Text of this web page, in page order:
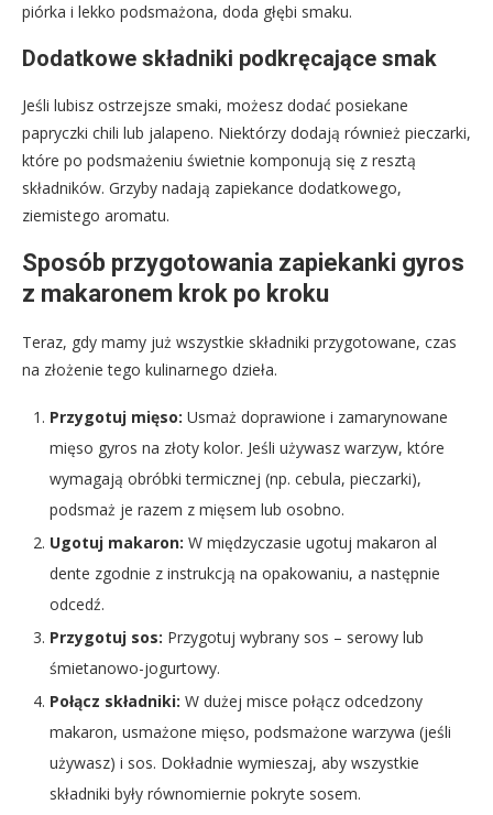
piórka i lekko podsmażona, doda głębi smaku.
Dodatkowe składniki podkręcające smak
Jeśli lubisz ostrzejsze smaki, możesz dodać posiekane
papryczki chili lub jalapeno. Niektórzy dodają również pieczarki,
które po podsmażeniu świetnie komponują się z resztą
składników. Grzyby nadają zapiekance dodatkowego,
ziemistego aromatu.
Sposób przygotowania zapiekanki gyros
z makaronem krok po kroku
Teraz, gdy mamy już wszystkie składniki przygotowane, czas
na złożenie tego kulinarnego dzieła.
Przygotuj mięso: Usmaż doprawione i zamarynowane
mięso gyros na złoty kolor. Jeśli używasz warzyw, które
wymagają obróbki termicznej (np. cebula, pieczarki),
podsmaż je razem z mięsem lub osobno.
Ugotuj makaron: W międzyczasie ugotuj makaron al
dente zgodnie z instrukcją na opakowaniu, a następnie
odcedź.
Przygotuj sos: Przygotuj wybrany sos – serowy lub
śmietanowo-jogurtowy.
Połącz składniki: W dużej misce połącz odcedzony
makaron, usmażone mięso, podsmażone warzywa (jeśli
używasz) i sos. Dokładnie wymieszaj, aby wszystkie
składniki były równomiernie pokryte sosem.